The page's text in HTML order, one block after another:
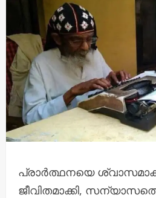
പ്രാർത്ഥനയെ
ജീവിതമാക്കി,